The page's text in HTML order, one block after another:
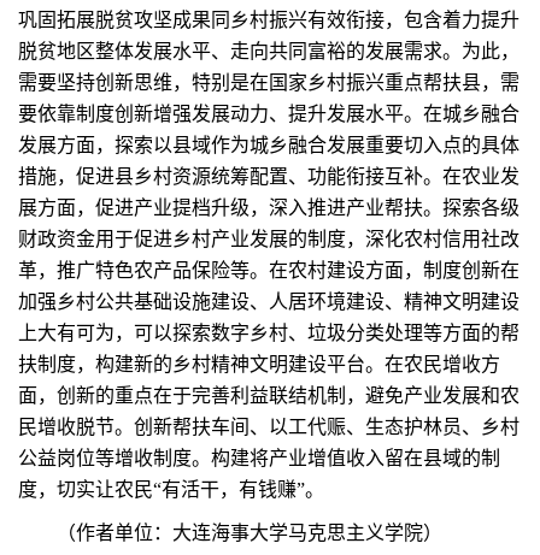
巩固拓展脱贫攻坚成果同乡村振兴有效衔接，包含着力提升
脱贫地区整体发展水平、走向共同富裕的发展需求。为此，
需要坚持创新思维，特别是在国家乡村振兴重点帮扶县，需
要依靠制度创新增强发展动力、提升发展水平。在城乡融合
发展方面，探索以县域作为城乡融合发展重要切入点的具体
措施，促进县乡村资源统筹配置、功能衔接互补。在农业发
展方面，促进产业提档升级，深入推进产业帮扶。探索各级
财政资金用于促进乡村产业发展的制度，深化农村信用社改
革，推广特色农产品保险等。在农村建设方面，制度创新在
加强乡村公共基础设施建设、人居环境建设、精神文明建设
上大有可为，可以探索数字乡村、垃圾分类处理等方面的帮
扶制度，构建新的乡村精神文明建设平台。在农民增收方
面，创新的重点在于完善利益联结机制，避免产业发展和农
民增收脱节。创新帮扶车间、以工代赈、生态护林员、乡村
公益岗位等增收制度。构建将产业增值收入留在县域的制
度，切实让农民“有活干，有钱赚”。
（作者单位：大连海事大学马克思主义学院）